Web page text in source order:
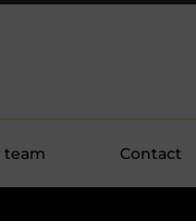
team Contact